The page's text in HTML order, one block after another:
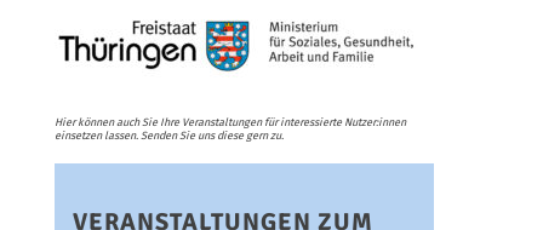
Hier können auch Sie Ihre Veranstaltungen für interessierte Nutzer:innen
einsetzen lassen. Senden Sie uns diese gern zu.
VERANSTALTUNGEN ZUM